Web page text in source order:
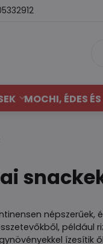
MOCHI, ÉDES ÉS
népszerűek,
például
ízesítik